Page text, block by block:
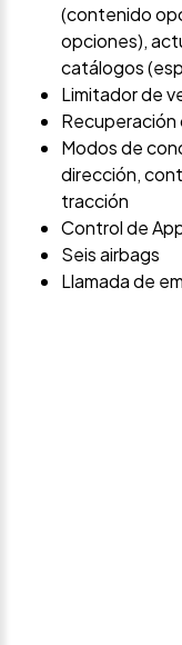
(contenido
opciones),
catálogos
Limitador de
Recuperación
Modos de
dirección,
tracción
Control de
Seis airbags
Llamada de